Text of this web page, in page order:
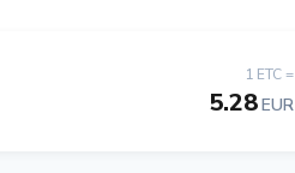
1 ETC =
5.28EUR